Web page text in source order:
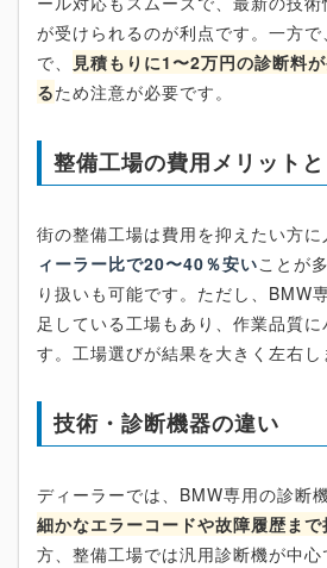
が受けられるのが利点です。一方
で、 見積もりに1〜2万円の診断料
るため注意が必要です。
整備工場の費用メリット
街の整備工場は費用を抑えたい方に
ィーラー比で20〜40％安いことが
り扱いも可能です。ただし、BMW
足している工場もあり、作業品質に
す。工場選びが結果を大きく左右し
技術・診断機器の違い
ディーラーでは、BMW専用の診断
細かなエラーコードや故障履歴ま
方、整備工場では汎用診断機が中